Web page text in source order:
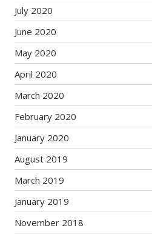
July 2020
June 2020
May 2020
April 2020
March 2020
February 2020
January 2020
August 2019
March 2019
January 2019
November 2018